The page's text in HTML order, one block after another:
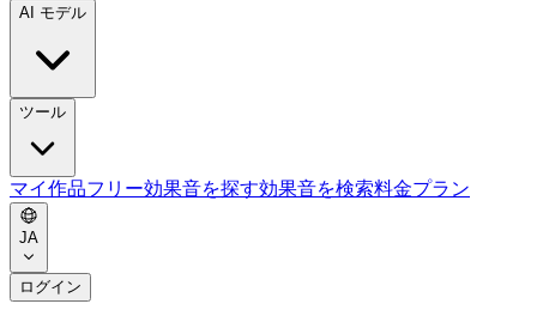
AI モデル
ツール
マイ作品フリー効果音を探す効果音を検索料金プラン
JA
ログイン